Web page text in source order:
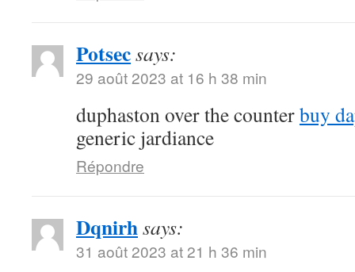
Potsecsays:
29 août 2023 at 16 h 38 min
duphaston over the counterbuy
generic jardiance
Répondre
Dqnirhsays:
31 août 2023 at 21 h 36 min